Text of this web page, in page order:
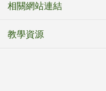
相關網站連結
教學資源